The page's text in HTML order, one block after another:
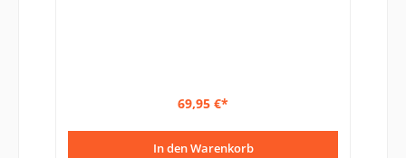
69,95 €*
In den Warenkorb